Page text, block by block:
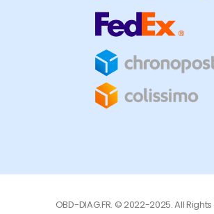
OBD-DIAG.FR. © 2022-2025. All